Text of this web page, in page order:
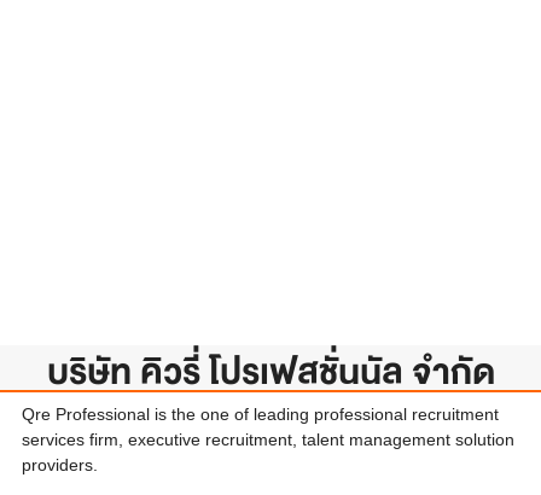
บริษัท คิวรี่ โปรเฟสชั่นนัล จำกัด
Qre Professional is the one of leading professional recruitment
services firm, executive recruitment, talent management solution
providers.